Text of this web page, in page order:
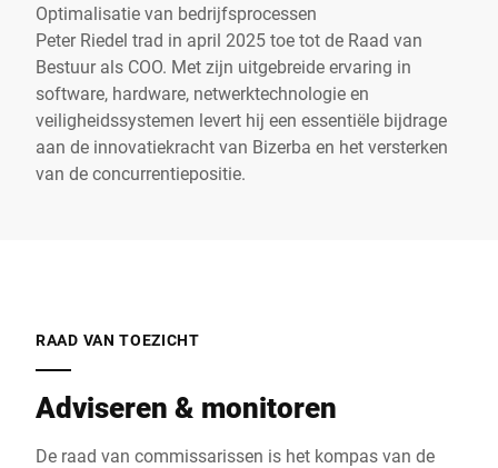
Optimalisatie van bedrijfsprocessen
Peter Riedel trad in april 2025 toe tot de Raad van
Bestuur als COO. Met zijn uitgebreide ervaring in
software, hardware, netwerktechnologie en
veiligheidssystemen levert hij een essentiële bijdrage
aan de innovatiekracht van Bizerba en het versterken
van de concurrentiepositie.
RAAD VAN TOEZICHT
Adviseren & monitoren
De raad van commissarissen is het kompas van de